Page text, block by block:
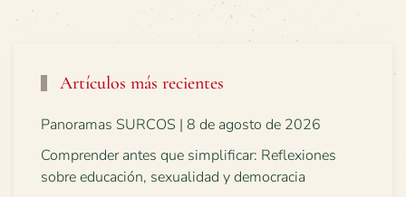
Artículos más recientes
Panoramas SURCOS | 8 de agosto de 2026
Comprender antes que simplificar: Reflexiones
sobre educación, sexualidad y democracia